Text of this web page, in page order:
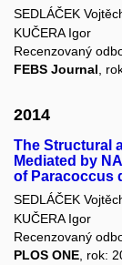
SEDLÁČEK
KUČERA Igor
Recenzovaný
FEBS Journal ,
2014
The Structural
Mediated by
of Paracoccus
SEDLÁČEK
KUČERA Igor
Recenzovaný
PLOS ONE , rok: